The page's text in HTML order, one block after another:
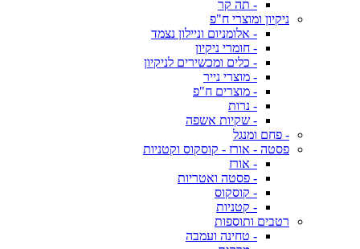
- תה קר
ניקיון ומוצרי ח"פ
- אלומניום וניילון נצמד
- חומרי ניקיון
- כלים ומכשירים לניקיון
- מוצרי נייר
- מוצרים ח"פ
- נרות
- שקיות אשפה
- פחם ומנגל
פסטה - אורז - קוסקוס וקטניות
- אורז
- פסטה ואטריות
- קוסקוס
- קטניות
רטבים ותוספות
- טחינה ועמבה